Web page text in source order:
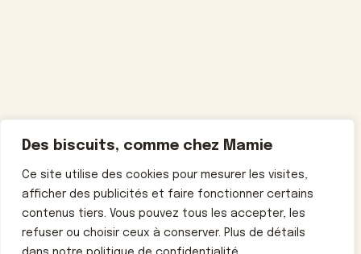
Des biscuits, comme chez Mamie
Ce site utilise des cookies pour mesurer les visites,
afficher des publicités et faire fonctionner certains
contenus tiers. Vous pouvez tous les accepter, les
refuser ou choisir ceux à conserver. Plus de détails